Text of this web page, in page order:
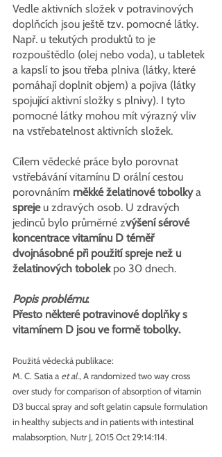
Vedle aktivních složek v potravinových
doplňcích jsou ještě tzv. pomocné látky.
Např. u tekutých produktů to je
rozpouštědlo (olej nebo voda), u tabletek
a kapslí to jsou třeba plniva (látky, které
pomáhají doplnit objem) a pojiva (látky
spojující aktivní složky s plnivy). I tyto
pomocné látky mohou mít výrazný vliv
na vstřebatelnost aktivních složek.
Cílem vědecké práce bylo porovnat
vstřebávání vitamínu D orální cestou
porovnáním měkké želatinové tobolky a
spreje u zdravých osob. U zdravých
jedinců bylo průměrné zvýšení sérové
koncentrace vitamínu D téměř
dvojnásobné při použití spreje než u
želatinových tobolek po 30 dnech.
Popis problému:
Přesto některé potravinové doplňky s
vitamínem D jsou ve formě tobolky.
Použitá vědecká publikace:
M. C. Satia a et al., A randomized two way cross
over study for comparison of absorption of vitamin
D3 buccal spray and soft gelatin capsule formulation
in healthy subjects and in patients with intestinal
malabsorption, Nutr J, 2015 Oct 29:14:114.